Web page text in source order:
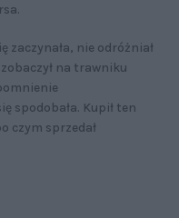
zaczynała, nie odróżniał
na trawniku
spodobała. Kupił ten
czym sprzedał